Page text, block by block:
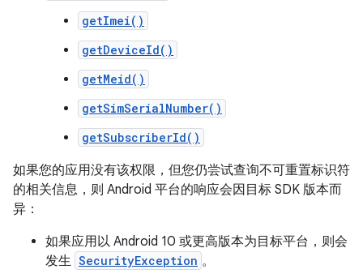
getImei()
getDeviceId()
getMeid()
getSimSerialNumber()
getSubscriberId()
如果您的应用没有该权限，但您仍尝试查询不可重置标识符
的相关信息，则 Android 平台的响应会因目标 SDK 版本而
异：
如果应用以 Android 10 或更高版本为目标平台，则会
发生 SecurityException 。